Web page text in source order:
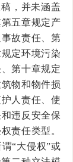
，并未涵盖
五章规定产
故责任、第
定环境污染
第十章规定
物和物件损
人责任、使
违反安全保
责任类型。
“大侵权”或